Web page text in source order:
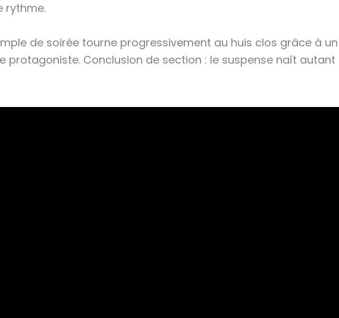
rythme.
de soirée tourne progressivement au huis clos grâce à
protagoniste. Conclusion de section : le suspense naît autant